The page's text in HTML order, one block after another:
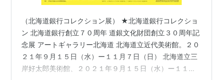
（北海道銀行コレクション展） ★北海道銀行コレクショ
ン 北海道銀行創立７０周年 道銀文化財団創立３０周年記
念展 アートギャラリー北海道 北海道立近代美術館。２０
２１年９月１５日（水）ー１１月７日（日） 北海道立三
岸好太郎美術館、２０２１年９月１５日（水）ー１１月